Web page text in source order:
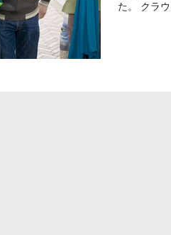
た。 クラ